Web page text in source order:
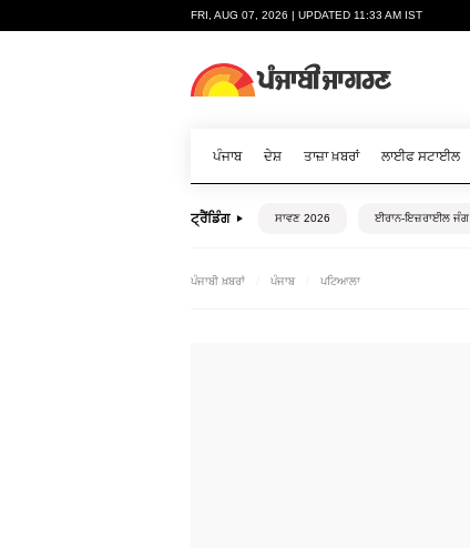
FRI, AUG 07, 2026 | UPDATED 11:33 AM IST
ਪੰਜਾਬ ਦੇਸ਼ ਤਾਜ਼ਾ ਖ਼ਬਰਾਂ ਲਾਈਫ ਸਟਾਈਲ
ਟ੍ਰੈਂਡਿੰਗ ਸਾਵਣ 2026 ਈਰਾਨ-ਇਜ਼ਰਾਈਲ ਜੰਗ
ਪੰਜਾਬੀ ਖ਼ਬਰਾਂ ਪੰਜਾਬ ਪਟਿਆਲਾ